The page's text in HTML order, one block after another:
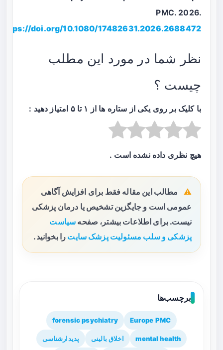
PMC. 2026.
https://doi.org/10.1080/17482631.2026.2688472
نظر شما در مورد این مطلب
چیست ؟
با کلیک بر روی یکی از ستاره ها از ۱ تا ۵ امتیاز دهید :
هیچ نظری داده نشده است .
مطالب این مقاله فقط برای افزایش آگاهی
عمومی است و جایگزین تشخیص یا درمان پزشکی
نیست. برای اطلاعات بیشتر، صفحه سیاست
پزشکی و سلب مسئولیت پزشک سایت را بخوانید.
برچسب‌ها
Europe PMC
forensic psychiatry
mental health اخلاق بالینی پدیدارشناسی